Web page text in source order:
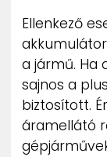
Ellenkező
a jármű. Ha
sajnos a
biztosított.
áramellátó